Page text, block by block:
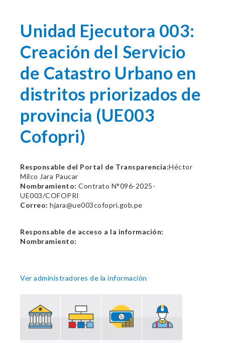
Unidad Ejecutora 003:
Creación del Servicio
de Catastro Urbano en
distritos priorizados de
provincia (UE003
Cofopri)
Responsable del Portal de Transparencia:Héctor
Milco Jara Paucar
Nombramiento: Contrato N°096-2025-
UE003/COFOPRI
Correo: hjara@ue003cofopri.gob.pe
Responsable de acceso a la información:
Nombramiento:
Ver administradores de la información